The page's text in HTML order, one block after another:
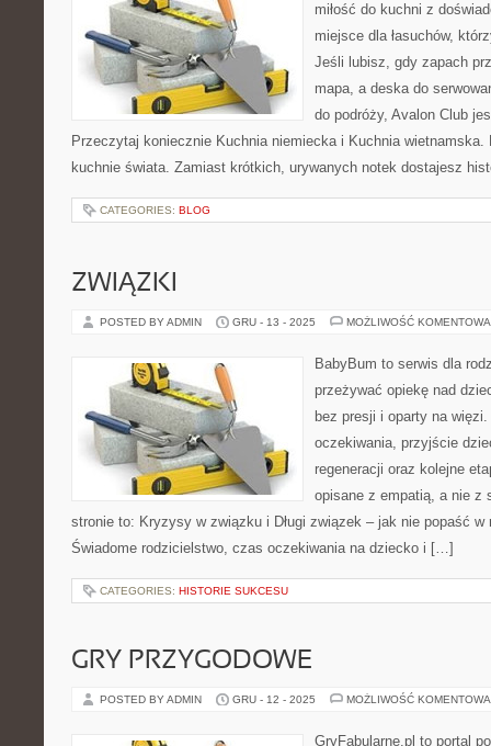
miłość do kuchni z
miejsce dla łasuchów,
Jeśli lubisz, gdy zapach
mapa, a deska do
do podróży, Avalon Club
Przeczytaj koniecznie Kuchnia niemiecka i Kuchnia wietnamska.
kuchnie świata. Zamiast krótkich, urywanych notek dostajesz
CATEGORIES: BLOG
ZWIĄZKI
POSTED BY ADMIN GRU - 13 - 2025 MOŻLIWOŚĆ
BabyBum to serwis dla
przeżywać opiekę nad
bez presji i oparty na
oczekiwania, przyjście
regeneracji oraz kolejne
opisane z empatią, a nie z
stronie to: Kryzysy w związku i Długi związek – jak nie popaść w
Świadome rodzicielstwo, czas oczekiwania na dziecko i […]
CATEGORIES: HISTORIE SUKCESU
GRY PRZYGODOWE
POSTED BY ADMIN GRU - 12 - 2025 MOŻLIWOŚĆ
GryFabularne.pl to portal